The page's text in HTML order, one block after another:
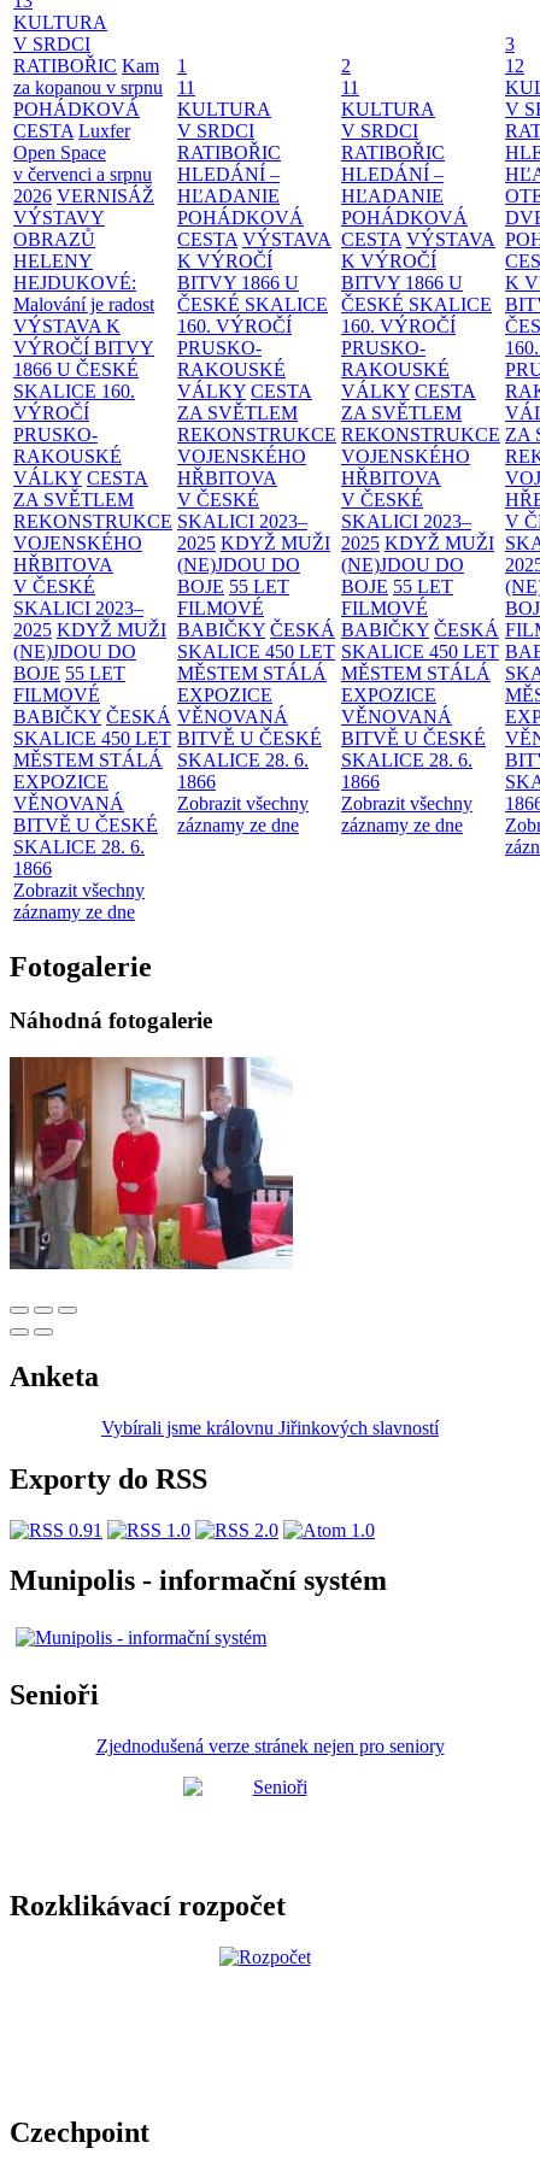
KULTURA
V SRDCI
RATIBOŘIC Kam
za kopanou v srpnu
POHÁDKOVÁ
CESTA Luxfer
Open Space
v červenci a srpnu
2026 VERNISÁŽ
VÝSTAVY
OBRAZŮ
HELENY
HEJDUKOVÉ:
Malování je radost
VÝSTAVA K
VÝROČÍ BITVY
1866 U ČESKÉ
SKALICE 160.
VÝROČÍ
PRUSKO-
RAKOUSKÉ
VÁLKY CESTA
ZA SVĚTLEM
REKONSTRUKCE
VOJENSKÉHO
HŘBITOVA
V ČESKÉ
SKALICI 2023–
2025 KDYŽ MUŽI
(NE)JDOU DO
BOJE 55 LET
FILMOVÉ
BABIČKY ČESKÁ
SKALICE 450 LET
MĚSTEM STÁLÁ
EXPOZICE
VĚNOVANÁ
BITVĚ U ČESKÉ
SKALICE 28. 6.
1866
Zobrazit všechny
záznamy ze dne
1
11
KULTURA
V SRDCI
RATIBOŘIC
HLEDÁNÍ –
HĽADANIE
POHÁDKOVÁ
CESTA VÝSTAVA
K VÝROČÍ
BITVY 1866 U
ČESKÉ SKALICE
160. VÝROČÍ
PRUSKO-
RAKOUSKÉ
VÁLKY CESTA
ZA SVĚTLEM
REKONSTRUKCE
VOJENSKÉHO
HŘBITOVA
V ČESKÉ
SKALICI 2023–
2025 KDYŽ MUŽI
(NE)JDOU DO
BOJE 55 LET
FILMOVÉ
BABIČKY ČESKÁ
SKALICE 450 LET
MĚSTEM STÁLÁ
EXPOZICE
VĚNOVANÁ
BITVĚ U ČESKÉ
SKALICE 28. 6.
1866
Zobrazit všechny
záznamy ze dne
2
11
KULTURA
V SRDCI
RATIBOŘIC
HLEDÁNÍ –
HĽADANIE
POHÁDKOVÁ
CESTA VÝSTAVA
K VÝROČÍ
BITVY 1866 U
ČESKÉ SKALICE
160. VÝROČÍ
PRUSKO-
RAKOUSKÉ
VÁLKY CESTA
ZA SVĚTLEM
REKONSTRUKCE
VOJENSKÉHO
HŘBITOVA
V ČESKÉ
SKALICI 2023–
2025 KDYŽ MUŽI
(NE)JDOU DO
BOJE 55 LET
FILMOVÉ
BABIČKY ČESKÁ
SKALICE 450 LET
MĚSTEM STÁLÁ
EXPOZICE
VĚNOVANÁ
BITVĚ U ČESKÉ
SKALICE 28. 6.
1866
Zobrazit všechny
záznamy ze dne
3
12
V
K
ZA
V
Fotogalerie
Náhodná fotogalerie
Anketa
Vybírali jsme královnu Jiřinkových slavností
Exporty do RSS
Munipolis - informační systém
Senioři
Zjednodušená verze stránek nejen pro seniory
Rozklikávací rozpočet
Czechpoint